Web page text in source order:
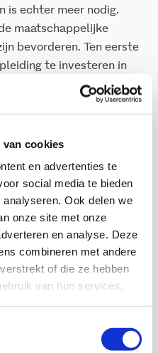
van cookies
en advertenties te
social media te bieden
Ook delen we
onze site met onze
en analyse. Deze
combineren met andere
of die ze hebben
van hun services.
is echter meer nodig.
maatschappelijke
bevorderen. Ten eerste
te investeren in
van mensen met een
door er tegelijkertijd
Daarbij kunnen
in dit onderzoek
federatie